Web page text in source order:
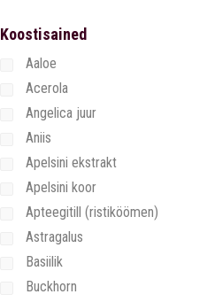
Koostisained
Aaloe
Acerola
Angelica juur
Aniis
Apelsini ekstrakt
Apelsini koor
Apteegitill (ristiköömen)
Astragalus
Basiilik
Buckhorn